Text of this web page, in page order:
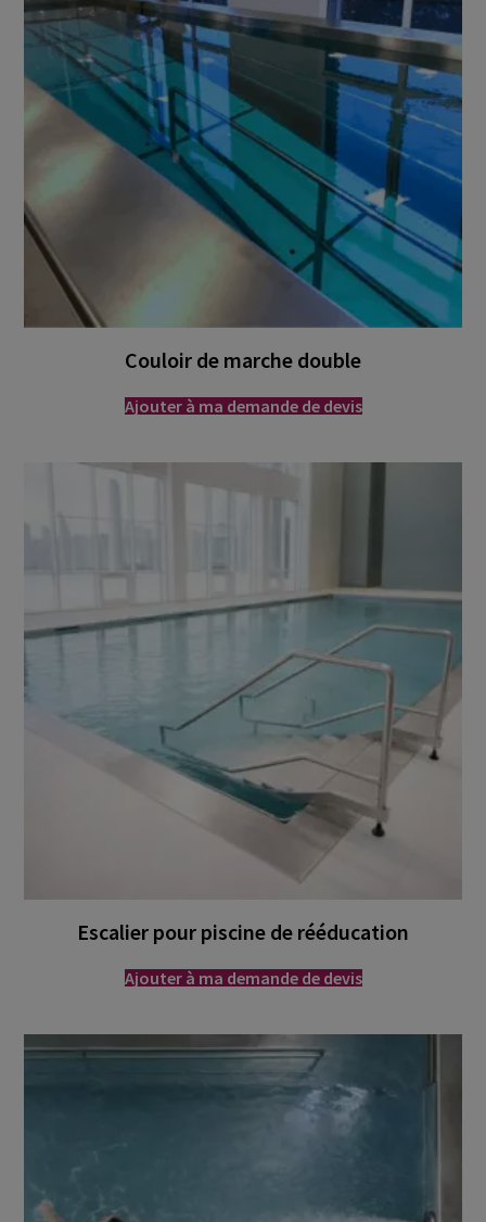
Couloir de marche double
Ajouter à ma demande de devis
Escalier pour piscine de rééducation
Ajouter à ma demande de devis